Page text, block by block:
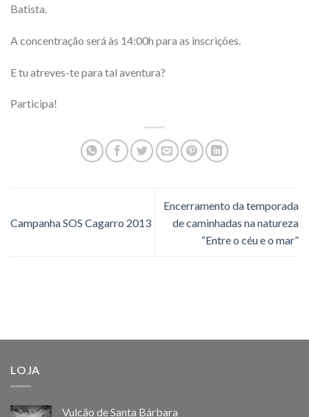
Batista.
A concentração será às 14:00h para as inscrições.
E tu atreves-te para tal aventura?
Participa!
Campanha SOS Cagarro 2013
Encerramento da temporada
de caminhadas na natureza
“Entre o céu e o mar”
LOJA
Vulcão de Santa Bárbara